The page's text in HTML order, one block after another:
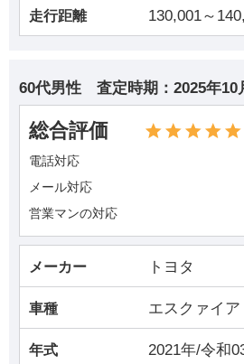
走行距離 130,001～
60代男性 査定時期： 2025年10
総合評価
電話対応
メール対応
営業マンの対応
メーカー トヨタ
車種 エスクァイ
年式 2021年/令和